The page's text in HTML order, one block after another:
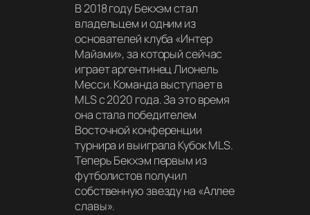
В 2018 году Бекхэм стал
владельцем и одним из
основателей клуба «Интер
Майами», за который сейчас
играет аргентинец Лионель
Месси. Команда выступает в
MLS с 2020 года. За это время
она стала победителем
Восточной конференции
турнира и выиграла Кубок MLS.
Теперь Бекхэм первым из
футболистов получил
собственную звезду на «Аллее
славы».